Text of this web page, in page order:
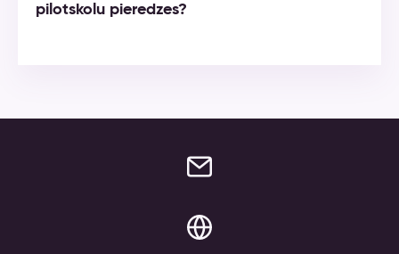
pilotskolu pieredzes?